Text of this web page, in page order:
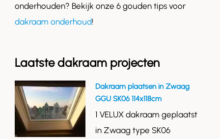
onderhouden? Bekijk onze 6 gouden tips voor
dakraam onderhoud!
Laatste dakraam projecten
Dakraam plaatsen in Zwaag
GGU SK06 114x118cm
1 VELUX dakraam geplaatst
in Zwaag type SK06